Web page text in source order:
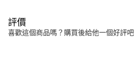
評價
喜歡這個商品嗎？購買後給他一個好評吧